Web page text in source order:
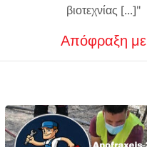
βιοτεχνίας [...]"
Απόφραξη με